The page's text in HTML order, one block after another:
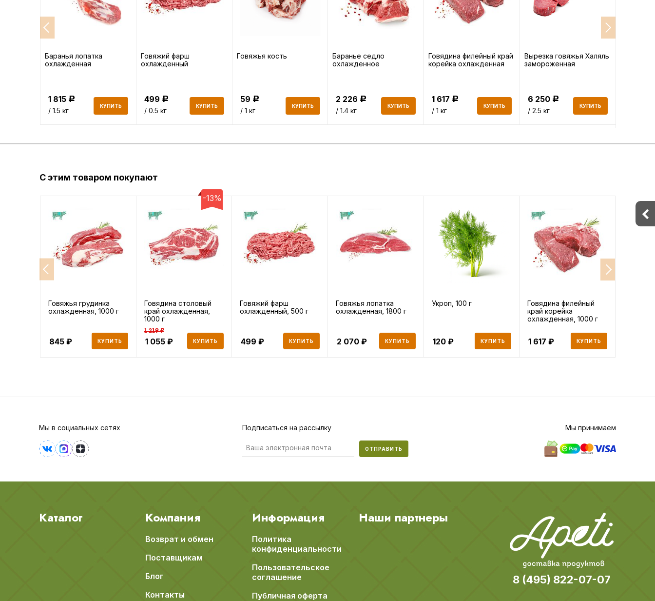
Баранья лопатка
охлажденная
1 815 Р
/ 1.5 кг
КУПИТЬ
Говяжий фарш
охлажденный
499 Р
/ 0.5 кг
КУПИТЬ
Говяжья кость
59 Р
/ 1 кг
КУПИТЬ
Баранье седло
охлажденное
2 226 Р
/ 1.4 кг
КУПИТЬ
Говядина филейный край
корейка охлажденная
1 617 Р
/ 1 кг
КУПИТЬ
Вырезка говяжья Халяль
замороженная
6 250 Р
/ 2.5 кг
КУПИТЬ
С этим товаром покупают
Говяжья грудинка
охлажденная, 1000 г
845 КУПИТЬ
-13%
Говядина столовый
край охлажденная,
1000 г
1 219 ₽
1 055 КУПИТЬ
Говяжий фарш
охлажденный, 500 г
499 КУПИТЬ
Говяжья лопатка
охлажденная, 1800 г
2 070 КУПИТЬ
Укроп, 100 г
120 КУПИТЬ
Говядина филейный
край корейка
охлажденная, 1000 г
1 617 КУПИТЬ
Мы в социальных сетях Подписаться на рассылку
ОТПРАВИТЬ
Мы принимаем
Каталог Компания
Возврат и обмен
Поставщикам
Блог
Контакты
Информация
Политика
конфиденциальности
Пользовательское
соглашение
Публичная оферта
Наши партнеры
8 (495) 822-07-07